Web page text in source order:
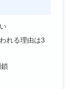
れる理由は3